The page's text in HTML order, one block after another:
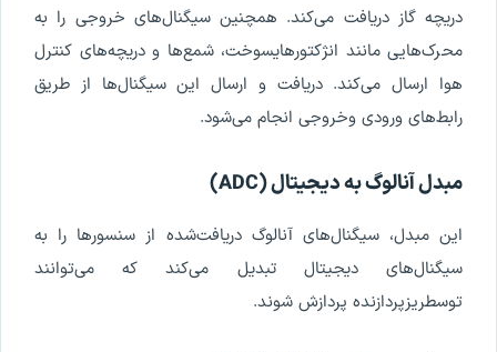
دریچه گاز دریافت میکند. همچنین سیگنالهای خروجی را به
محرکهایی مانند انژکتورهایسوخت،شمعها و دریچههای کنترل
هوا ارسال میکند.دریافت و ارسال این سیگنالها از طریق
رابطهای ورودی وخروجی انجام میشود.
مبدلآنالوگبهدیجیتال(
ADC
)
این مبدل،سیگنالهای آنالوگ دریافتشده از سنسورها را به
سیگنالهای دیجیتال تبدیل میکند که میتوانند
توسطریزپردازنده پردازش شوند.